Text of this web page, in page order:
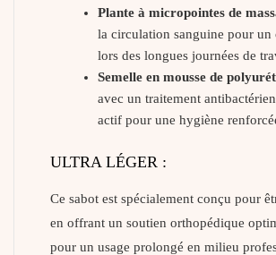
Plante à micropointes de
la circulation sanguine pour un
lors des longues journées de
Semelle en mousse de
avec un traitement
actif pour une hygiène
ULTRA LÉGER :
Ce sabot est spécialement conçu pour
en offrant un soutien orthopédique
pour un usage prolongé en milieu